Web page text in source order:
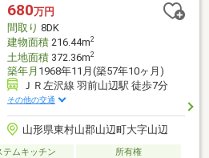
680万円
間取り 8DK
建物面積216.44m2
土地面積372.36m2
築年月 1968年11月(築57年10ヶ月)
ＪＲ左沢線 羽前山辺駅 徒歩7分
その他の交通
山形県東村山郡山辺町大字山辺
テムキッチン 所有権